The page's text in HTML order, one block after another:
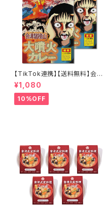
【TikTok連携】【送料無料】会津
磐梯山大噴火カレー 200ｇ×2
個セット 激辛カレー
¥1,080
10%OFF